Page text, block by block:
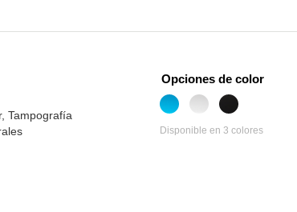
Tampografía
Opciones de color
Disponible en 3 colores